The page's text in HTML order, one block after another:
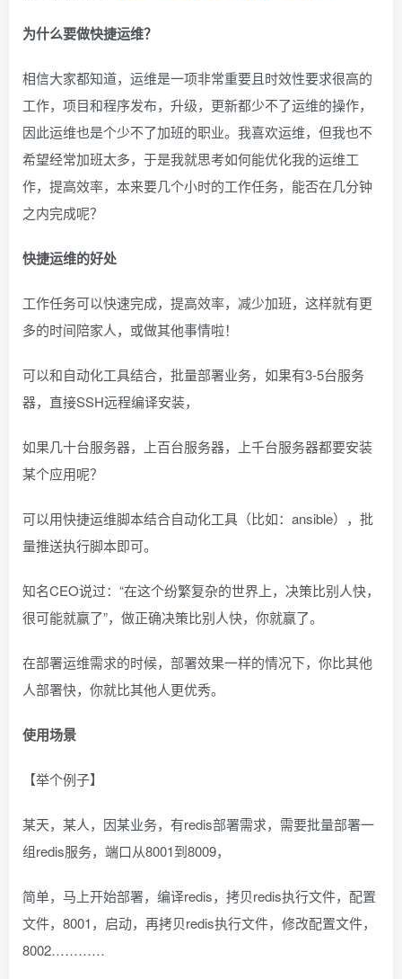
为什么要做快捷运维？
相信大家都知道，运维是一项非常重要且时效性要求很高的
工作，项目和程序发布，升级，更新都少不了运维的操作，
因此运维也是个少不了加班的职业。我喜欢运维，但我也不
希望经常加班太多，于是我就思考如何能优化我的运维工
作，提高效率，本来要几个小时的工作任务，能否在几分钟
之内完成呢？
快捷运维的好处
工作任务可以快速完成，提高效率，减少加班，这样就有更
多的时间陪家人，或做其他事情啦！
可以和自动化工具结合，批量部署业务，如果有3-5台服务
器，直接SSH远程编译安装，
如果几十台服务器，上百台服务器，上千台服务器都要安装
某个应用呢？
可以用快捷运维脚本结合自动化工具（比如：ansible），批
量推送执行脚本即可。
知名CEO说过：“在这个纷繁复杂的世界上，决策比别人快，
很可能就赢了”，做正确决策比别人快，你就赢了。
在部署运维需求的时候，部署效果一样的情况下，你比其他
人部署快，你就比其他人更优秀。
使用场景
【举个例子】
某天，某人，因某业务，有redis部署需求，需要批量部署一
组redis服务，端口从8001到8009，
简单，马上开始部署，编译redis，拷贝redis执行文件，配置
文件，8001，启动，再拷贝redis执行文件，修改配置文件，
8002…………